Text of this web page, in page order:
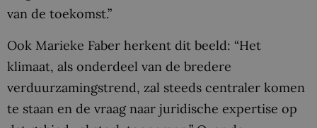
van de toekomst.”
Ook Marieke Faber herkent dit beeld: “Het
klimaat, als onderdeel van de bredere
verduurzamingstrend, zal steeds centraler komen
te staan en de vraag naar juridische expertise op